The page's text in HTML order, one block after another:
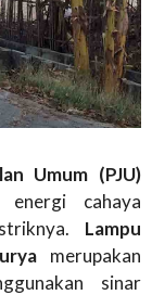
Umum (PJU)
energi cahaya
Lampu
merupakan
sinar